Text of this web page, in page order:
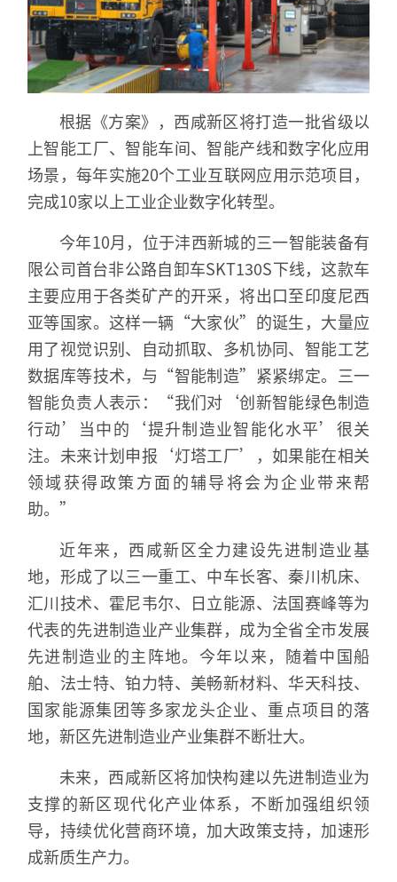
根据《方案》，西咸新区将打造一批省级以
上智能工厂、智能车间、智能产线和数字化应用
场景，每年实施20个工业互联网应用示范项目，
完成10家以上工业企业数字化转型。
今年10月，位于沣西新城的三一智能装备有
限公司首台非公路自卸车SKT130S下线，这款车
主要应用于各类矿产的开采，将出口至印度尼西
亚等国家。这样一辆“大家伙”的诞生，大量应
用了视觉识别、自动抓取、多机协同、智能工艺
数据库等技术，与“智能制造”紧紧绑定。三一
智能负责人表示：“我们对‘创新智能绿色制造
行动’当中的‘提升制造业智能化水平’很关
注。未来计划申报‘灯塔工厂’，如果能在相关
领域获得政策方面的辅导将会为企业带来帮
助。”
近年来，西咸新区全力建设先进制造业基
地，形成了以三一重工、中车长客、秦川机床、
汇川技术、霍尼韦尔、日立能源、法国赛峰等为
代表的先进制造业产业集群，成为全省全市发展
先进制造业的主阵地。今年以来，随着中国船
舶、法士特、铂力特、美畅新材料、华天科技、
国家能源集团等多家龙头企业、重点项目的落
地，新区先进制造业产业集群不断壮大。
未来，西咸新区将加快构建以先进制造业为
支撑的新区现代化产业体系，不断加强组织领
导，持续优化营商环境，加大政策支持，加速形
成新质生产力。